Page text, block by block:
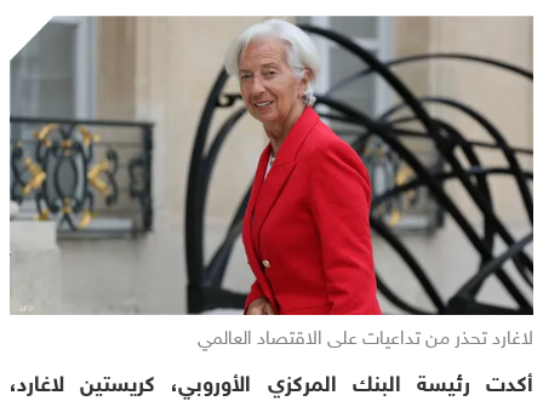
لاغارد تحذر من تداعيات على الاقتصاد العالمي
أكدت رئيسة البنك المركزي الأوروبي، كريستين لاغارد،